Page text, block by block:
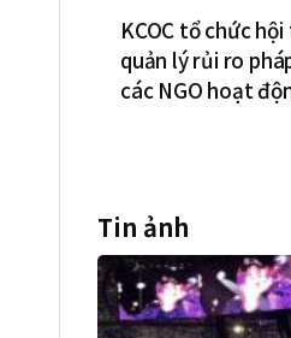
dân chủ và tình
nắm quyền quá
KCOC tổ chức
quản lý rủi ro
các NGO hoạt
Tin ảnh